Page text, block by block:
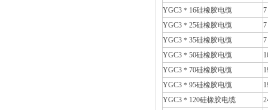
YGC3＊16硅橡胶电缆
YGC3＊25硅橡胶电缆
YGC3＊35硅橡胶电缆
YGC3＊50硅橡胶电缆
YGC3＊70硅橡胶电缆
YGC3＊95硅橡胶电缆
YGC3＊120硅橡胶电缆